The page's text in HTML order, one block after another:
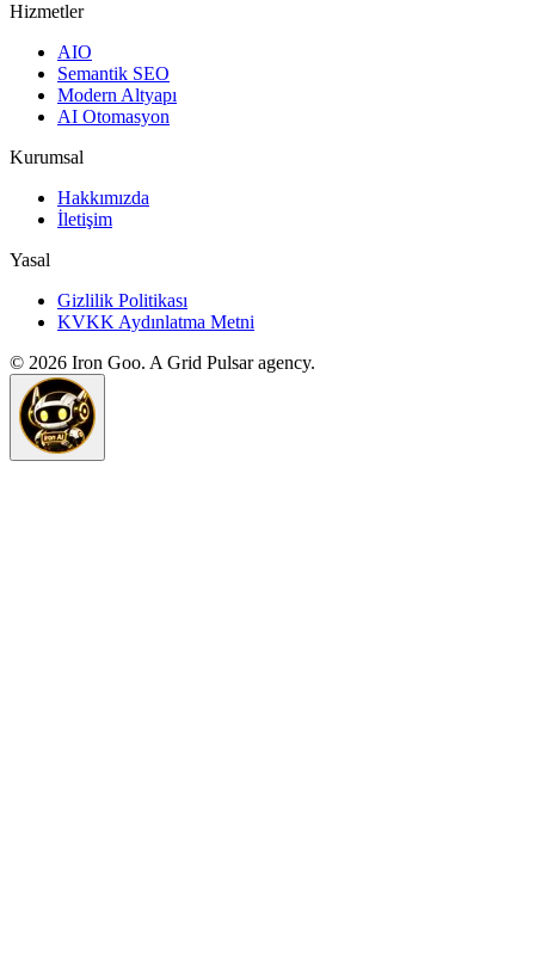
Hizmetler
AIO
Semantik SEO
Modern Altyapı
AI Otomasyon
Kurumsal
Hakkımızda
İletişim
Yasal
Gizlilik Politikası
KVKK Aydınlatma Metni
© 2026 Iron Goo. A Grid Pulsar agency.